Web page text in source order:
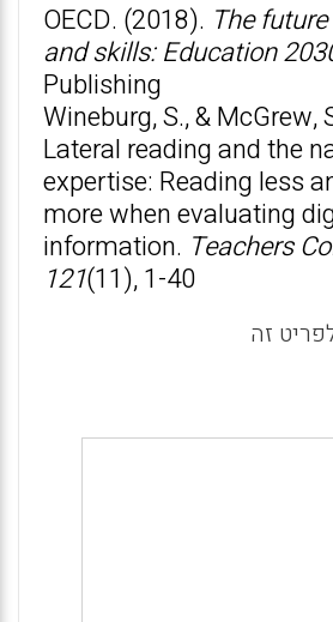
OECD. (2018). The
and skills: Education
Publishing
Wineburg, S., & McGrew,
Lateral reading and the
expertise: Reading less
more when evaluating
information. Teachers
121(11), 1-40
זה